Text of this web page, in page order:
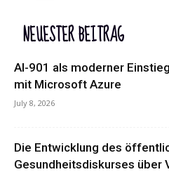
NEUESTER BEITRAG
AI-901 als moderner
mit Microsoft Azure
July 8, 2026
Die Entwicklung des
Gesundheitsdiskurses über